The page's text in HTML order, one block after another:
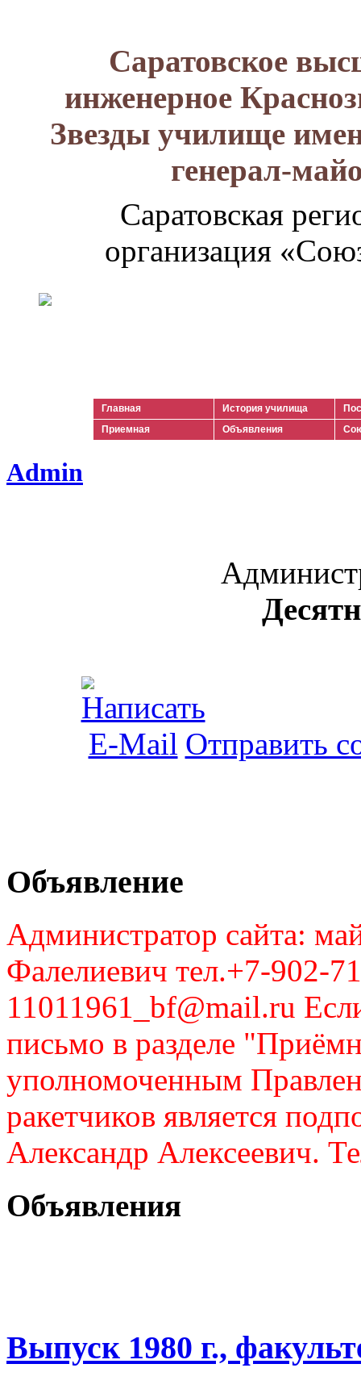
Саратовское
инженерное
Звезды училище
генерал-
Саратовская
организация
Главная История училища
Приемная
Объявления
Admin
Отправить
Объявление
Администратор сайта:
Фалелиевич тел.+7-902-
11011961_bf@mail.ru
письмо в разделе
уполномоченным
ракетчиков является
Александр Алексеевич.
Объявления
Выпуск 1980 г.,